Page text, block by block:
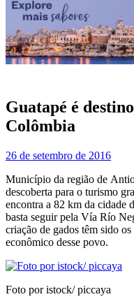
Guatapé é
Colômbia
26 de setembro de 2016
Município da região de
descoberta para o turismo
encontra a 82 km da cidade
basta seguir pela Vía Río
criação de gados têm sido
econômico desse povo.
Foto por istock/ piccaya